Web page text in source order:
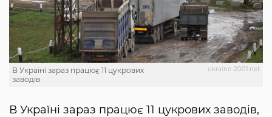
ukraine-2001.net
В Україні зараз працює 11 цукрових
заводів
В Україні зараз працює 11 цукрових заводів,